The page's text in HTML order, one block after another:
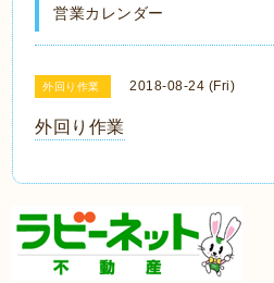
営業カレンダー
外回り作業 2018-08-24 (Fri)
外回り作業